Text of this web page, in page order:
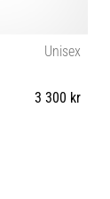
Unisex
3 300 kr